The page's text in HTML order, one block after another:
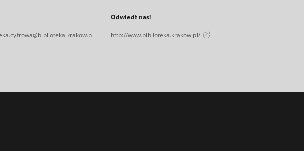
Odwiedź nas!
http://www.biblioteka.krakow.pl/